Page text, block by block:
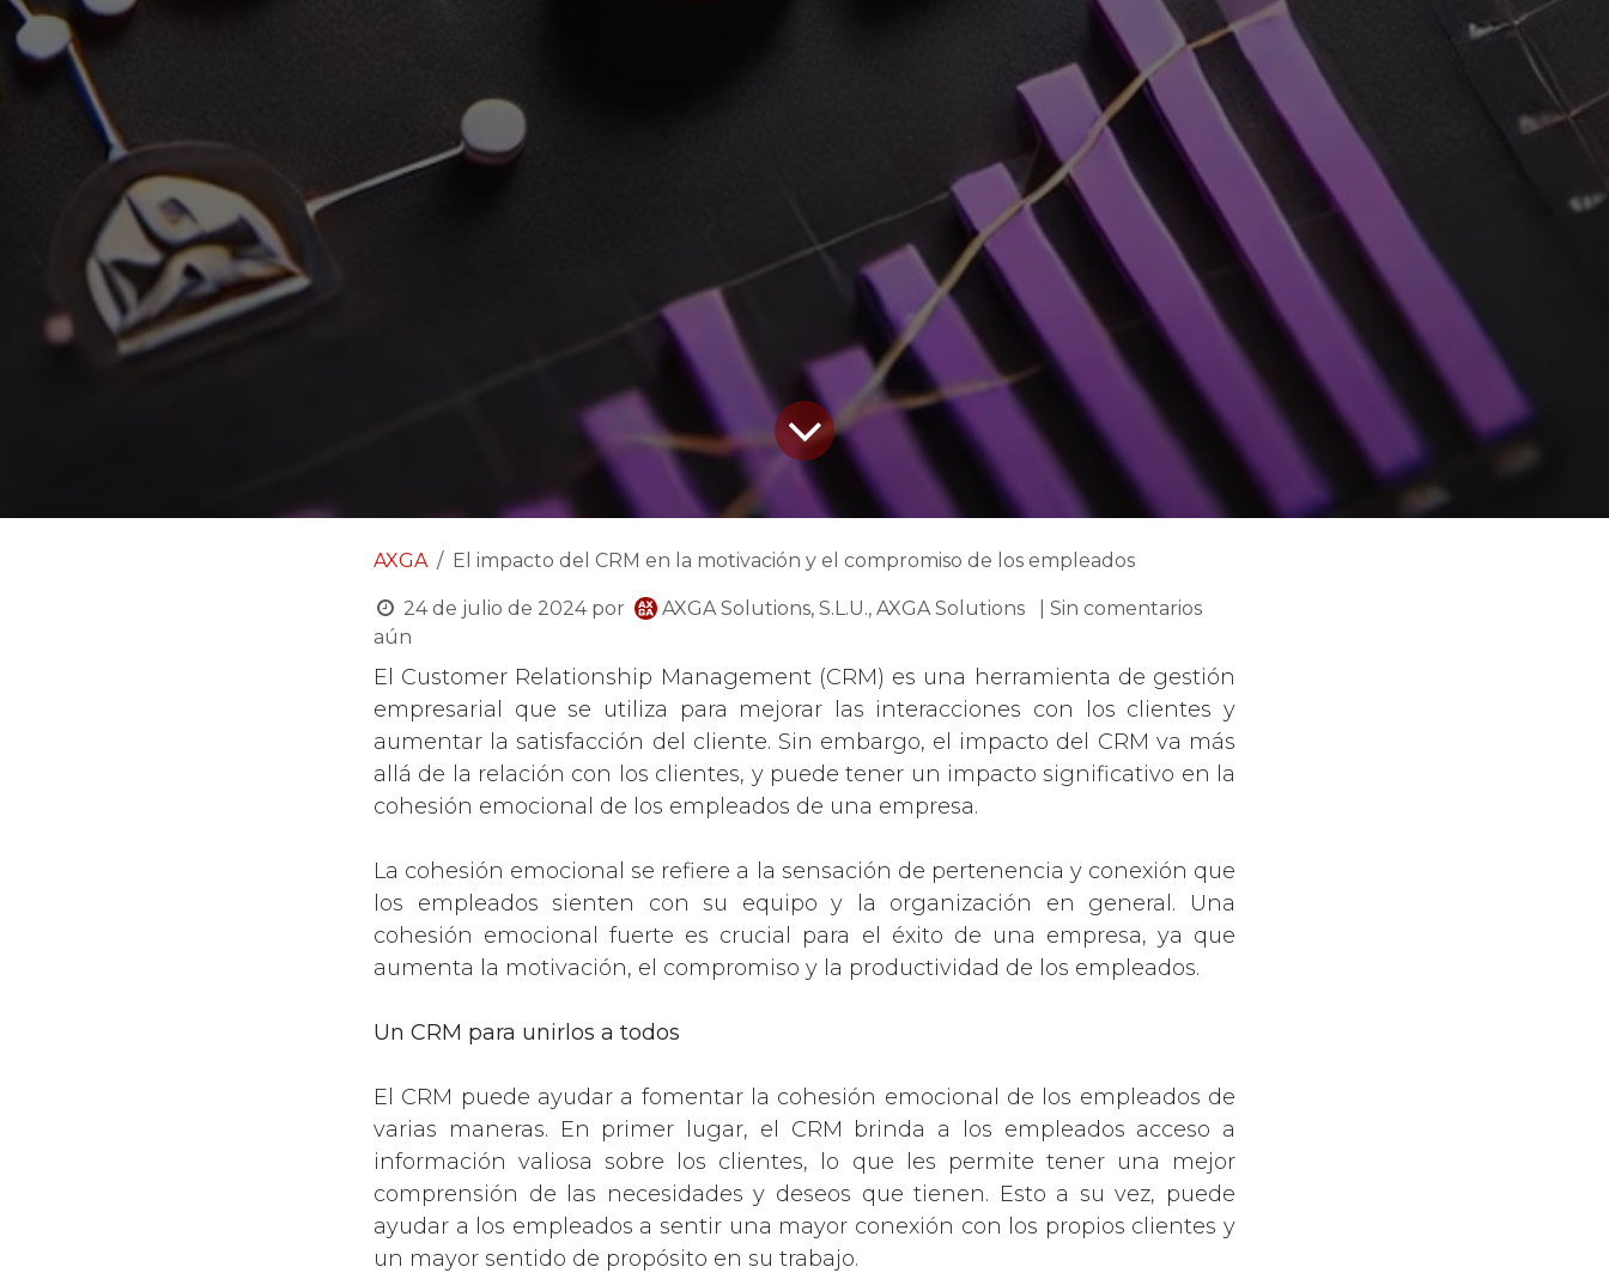
AXGA El impacto del CRM en la motivación y el compromiso de los empleados
24 de julio de 2024 por AXGA Solutions, S.L.U., AXGA Solutions
| Sin comentarios
aún
El Customer Relationship Management (CRM) es una herramienta de gestión
empresarial que se utiliza para mejorar las interacciones con los clientes y
aumentar la satisfacción del cliente. Sin embargo, el impacto del CRM va más
allá de la relación con los clientes, y puede tener un impacto significativo en la
cohesión emocional de los empleados de una empresa.
La cohesión emocional se refiere a la sensación de pertenencia y conexión que
los empleados sienten con su equipo y la organización en general. Una
cohesión emocional fuerte es crucial para el éxito de una empresa, ya que
aumenta la motivación, el compromiso y la productividad de los empleados.
Un CRM para unirlos a to​dos
El CRM puede ayudar a fomentar la cohesión emocional de los empleados de
varias maneras. En primer lugar, el CRM brinda a los empleados acceso a
información valiosa sobre los clientes, lo que les permite tener una mejor
comprensión de las necesidades y deseos que tienen. Esto a su vez, puede
ayudar a los empleados a sentir una mayor conexión con los propios clientes y
un mayor sentido de propósito en su trabajo.